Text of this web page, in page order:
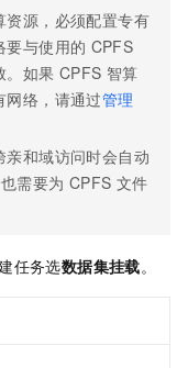
资源，必须配置专有
要与使用的 CPFS
。如果 CPFS 智算
网络，请通过管理
和域访问时会自动
需要为 CPFS 文件
任务选数据集挂载。